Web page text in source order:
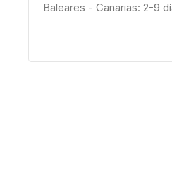
Baleares - Canarias: 2-9